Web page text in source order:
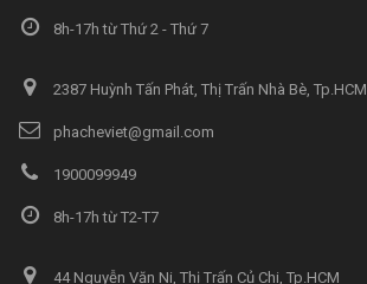
8h-17h từ Thứ 2 - Thứ 7
2387 Huỳnh Tấn Phát, Thị Trấn Nhà Bè, Tp.HCM
phacheviet@gmail.com
1900099949
8h-17h từ T2-T7
44 Nguyễn Văn Ni, Thị Trấn Củ Chi, Tp.HCM